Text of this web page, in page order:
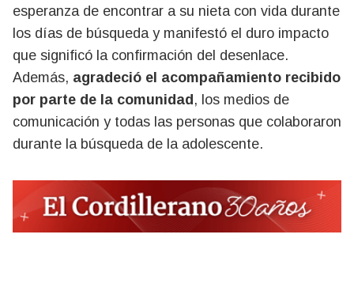
esperanza de encontrar a su nieta con vida durante
los días de búsqueda y manifestó el duro impacto
que significó la confirmación del desenlace.
Además, agradeció el acompañamiento recibido
por parte de la comunidad , los medios de
comunicación y todas las personas que colaboraron
durante la búsqueda de la adolescente.